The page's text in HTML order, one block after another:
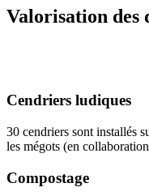
Valorisation des
Cendriers ludiques
30 cendriers sont installés
les mégots (en
Compostage